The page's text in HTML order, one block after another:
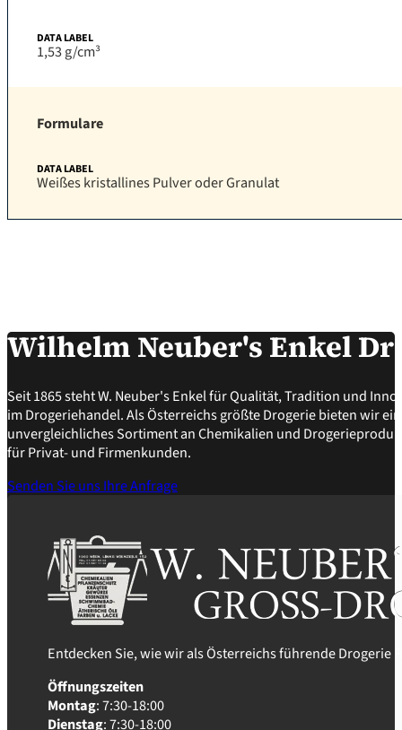
1,53 g/cm³
Formulare
Weißes kristallines Pulver oder Granulat
Wilhelm Neuber's Enkel
Seit 1865 steht W. Neuber's Enkel für Qualität, Tradition und
im Drogeriehandel. Als Österreichs größte Drogerie bieten wir ein
unvergleichliches Sortiment an Chemikalien und
für Privat- und Firmenkunden.
Senden Sie uns Ihre Anfrage
Entdecken Sie, wie wir als Österreichs führende
Öffnungszeiten
Montag: 7:30-18:00
Dienstag: 7:30-18:00